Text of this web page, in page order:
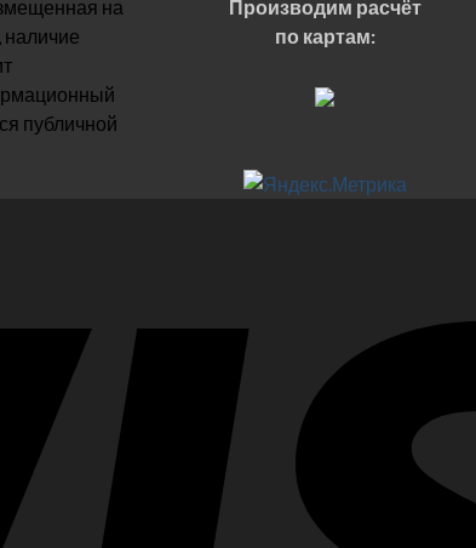
на
наличие
публичной
Производим расчёт
по картам: